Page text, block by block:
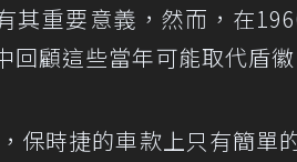
其重要意義，然而，在
回顧這些當年可能取代盾
保時捷的車款上只有簡單